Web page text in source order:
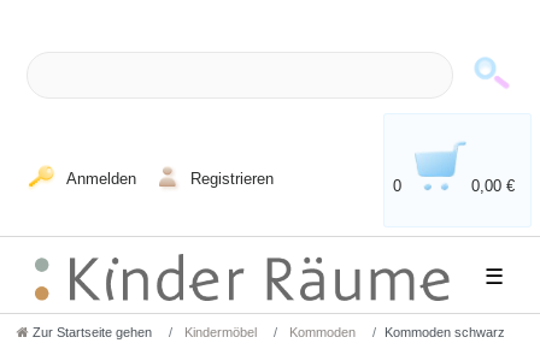
Anmelden Registrieren 0 0,00 €
☰
Zur Startseite gehen Kindermöbel Kommoden Kommoden schwarz